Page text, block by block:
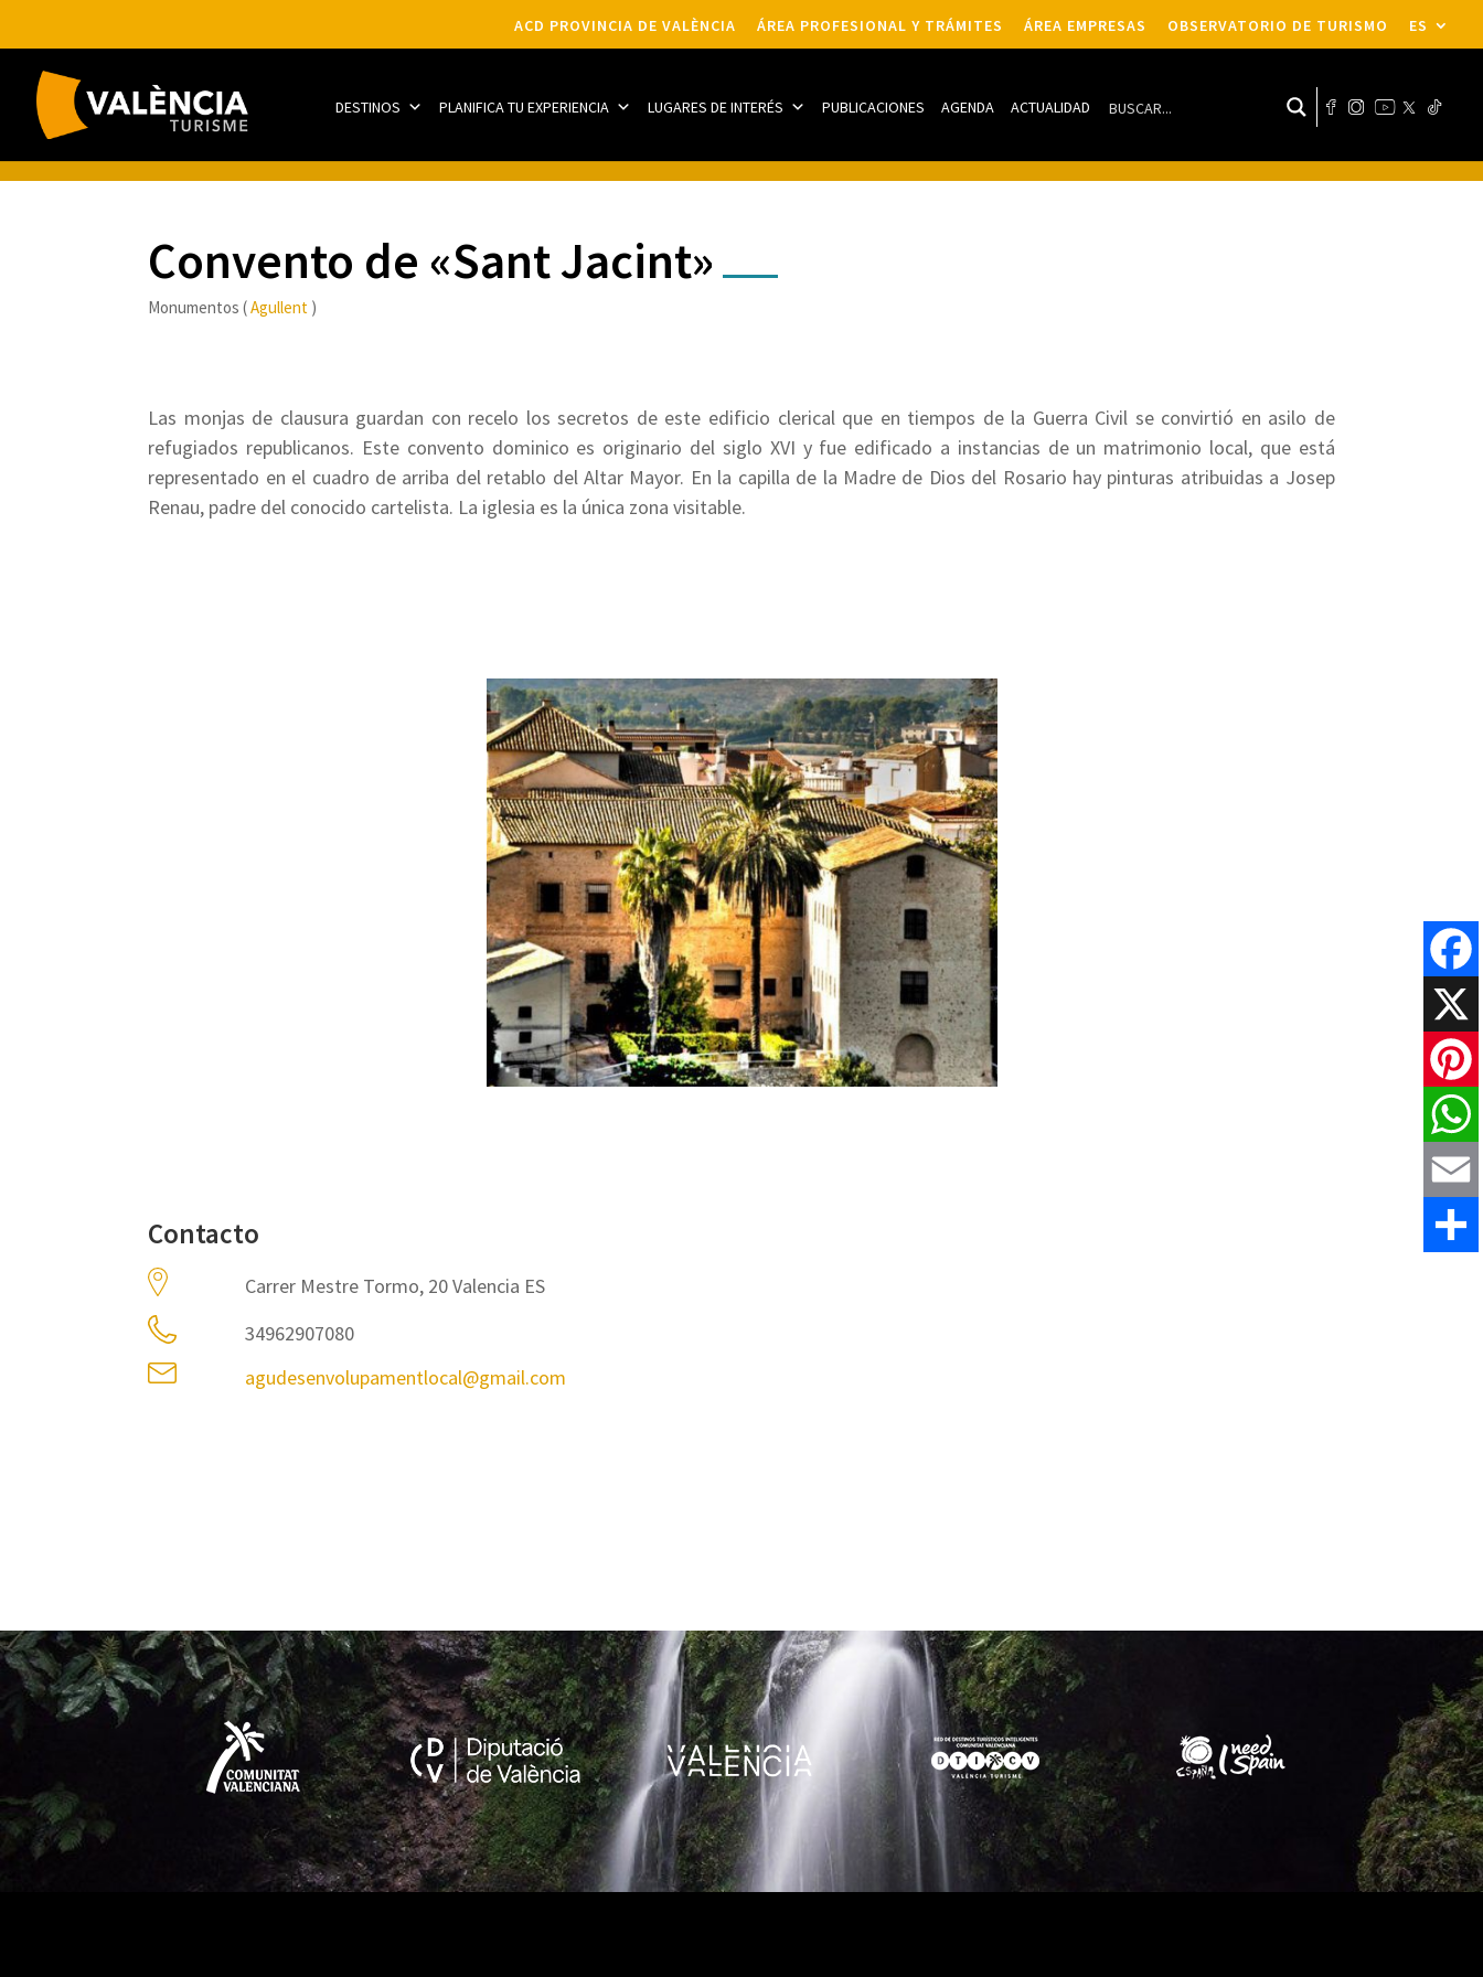
ACD PROVINCIA DE VALÈNCIA ÁREA PROFESIONAL Y TRÁMITES ÁREA EMPRESAS OBSERVATORIO DE TURISMO ES
DESTINOS PLANIFICA TU EXPERIENCIA LUGARES DE INTERÉS PUBLICACIONES AGENDA ACTUALIDAD
Convento de «Sant Jacint»
Monumentos (Agullent )
Las monjas de clausura guardan con recelo los secretos de este edificio clerical que en tiempos de la Guerra Civil se convirtió en asilo de
refugiados republicanos. Este convento dominico es originario del siglo XVI y fue edificado a instancias de un matrimonio local, que está
representado en el cuadro de arriba del retablo del Altar Mayor. En la capilla de la Madre de Dios del Rosario hay pinturas atribuidas a Josep
Renau, padre del conocido cartelista. La iglesia es la única zona visitable.
Contacto
Carrer Mestre Tormo, 20 Valencia ES
34962907080
agudesenvolupamentlocal@gmail.com
X
Email